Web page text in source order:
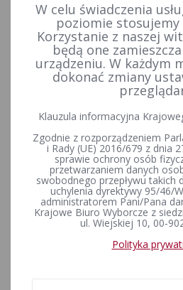
Konstytucja Rzeczypospolitej Polskiej​
z dnia 2
(Dziennik Ustaw Nr
sprostowanie Dziennik Ustaw z
zmiana: Dziennik Ustaw z
Dziennik Ustaw z 2009 r.
ZAŁĄCZNIKI
W celu świadczenia
poziomie
Korzystanie z naszej
będą one
urządzeniu. W każdym
dokonać zmiany
Klauzula informacyjna
Zgodnie z rozporządzeniem
i Rady (UE) 2016/679 z dnia
sprawie ochrony osób
przetwarzaniem danych
swobodnego przepływu takich
uchylenia dyrektywy 95/46/
administratorem Pani/Pana
Krajowe Biuro Wyborcze z
ul. Wiejskiej 10, 00-
Polityka